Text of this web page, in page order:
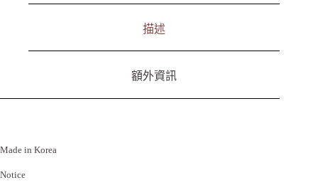
描述
額外資訊
Made in Korea
Notice